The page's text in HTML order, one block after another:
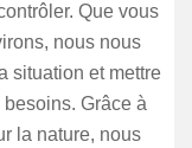
Que vous
nous nous
situation et mettre
Grâce à
la nature, nous